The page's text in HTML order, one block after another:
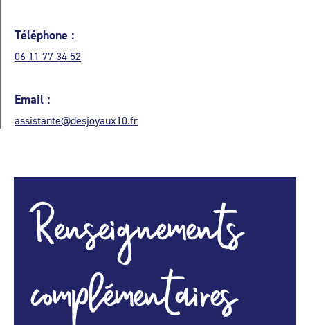
Téléphone :
06 11 77 34 52
Email :
assistante@desjoyaux10.fr
Renseignements
complémentaires